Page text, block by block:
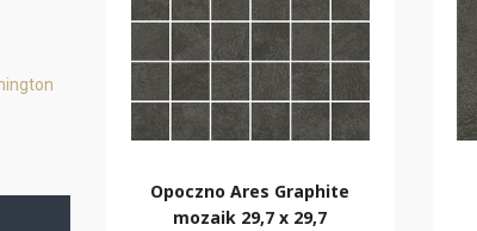
Opoczno Ares Graphite
mozaik 29,7 x 29,7